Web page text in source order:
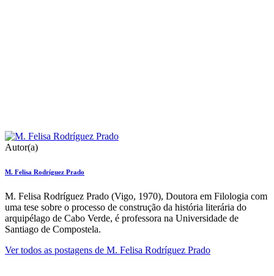
Autor(a)
M. Felisa Rodríguez Prado
M. Felisa Rodríguez Prado (Vigo, 1970), Doutora em Filologia com
uma tese sobre o processo de construção da história literária do
arquipélago de Cabo Verde, é professora na Universidade de
Santiago de Compostela.
Ver todos as postagens de M. Felisa Rodríguez Prado